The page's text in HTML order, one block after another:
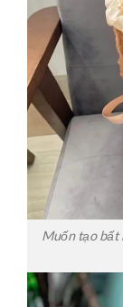
Muốn tạo bất